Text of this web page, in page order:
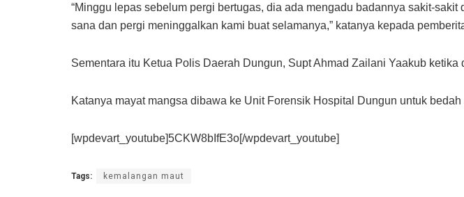
“Minggu lepas sebelum pergi bertugas, dia ada mengadu badannya sakit-
sana dan pergi meninggalkan kami buat selamanya,” katanya kepada
Sementara itu Ketua Polis Daerah Dungun, Supt Ahmad Zailani Yaakub
Katanya mayat mangsa dibawa ke Unit Forensik Hospital Dungun untuk
[wpdevart_youtube]5CKW8bIfE3o[/wpdevart_youtube]
Tags: kemalangan maut